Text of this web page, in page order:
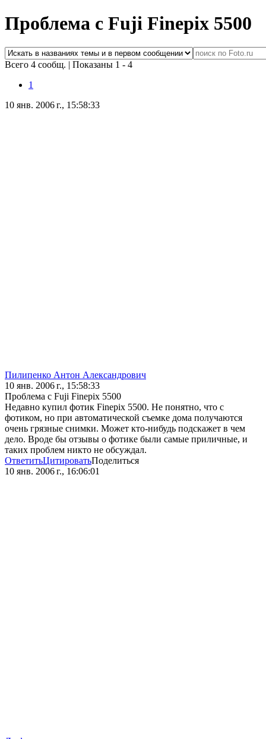
Проблема с Fuji Finepix 5500
Всего 4 сообщ. | Показаны 1 - 4
1
10 янв. 2006 г., 15:58:33
Пилипенко Антон Александрович
10 янв. 2006 г., 15:58:33
Проблема с Fuji Finepix 5500
Недавно купил фотик Finepix 5500. Не понятно, что с
фотиком, но при автоматической съемке дома получаются
очень грязные снимки. Может кто-нибудь подскажет в чем
дело. Вроде бы отзывы о фотике были самые приличные, и
таких проблем никто не обсуждал.
ОтветитьЦитироватьПоделиться
10 янв. 2006 г., 16:06:01